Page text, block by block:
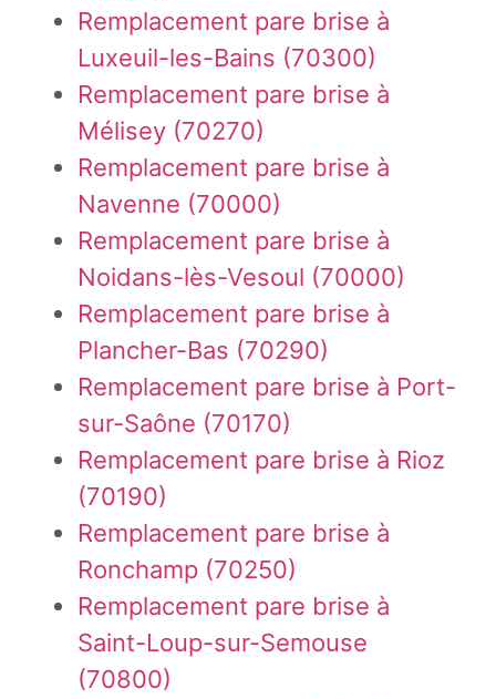
Remplacement pare brise à
Luxeuil-les-Bains (70300)
Remplacement pare brise à
Mélisey (70270)
Remplacement pare brise à
Navenne (70000)
Remplacement pare brise à
Noidans-lès-Vesoul (70000)
Remplacement pare brise à
Plancher-Bas (70290)
Remplacement pare brise à Port-
sur-Saône (70170)
Remplacement pare brise à Rioz
(70190)
Remplacement pare brise à
Ronchamp (70250)
Remplacement pare brise à
Saint-Loup-sur-Semouse
(70800)